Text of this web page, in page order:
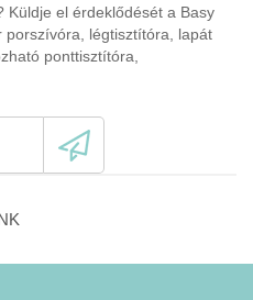
Küldje el érdeklődését a Basy
porszívóra, légtisztítóra, lapát
ponttisztítóra,